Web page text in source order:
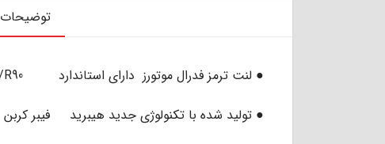
توضیحات
● لنت ترمز فدرال موتورز دارای استاندارد ECE/R90 اروپایی
● تولید شده با تکنولوژی جدید هیبرید فیبر کربن